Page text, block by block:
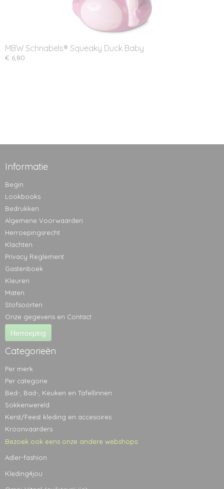
MBW Schnabels® Squeaky Duck Baby
€ 6,80
Informatie
Begin
Lookbooks
Bedrukken
Algemene Voorwaarden
Herroepingsrecht
Klachten
Privacy Reglement
Gastenboek
Kleuren
Maten
Stofsoorten
Onze gegevens en Contact
Herroeping
Categorieën
Per merk
Per categorie
Bed-, Bad-, Keuken en Tafellinnen
Sokkenwereld
Kerst/Feest kleding en accesoires
Kroonvaarders
Bezoek ook eens onze andere webshops:
Adler-fashion
Kleding4jou